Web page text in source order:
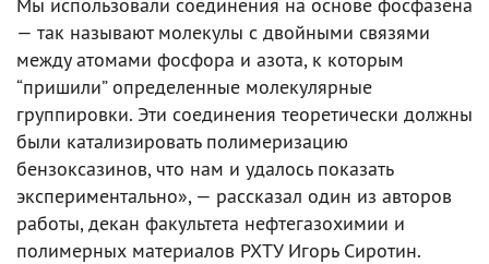
— так называют молекулы с двойными связями
между атомами фосфора и азота, к которым
“пришили” определенные молекулярные
группировки. Эти соединения теоретически должны
были катализировать полимеризацию
бензоксазинов, что нам и удалось показать
экспериментально», — рассказал один из авторов
работы, декан факультета нефтегазохимии и
полимерных материалов РХТУ Игорь Сиротин.